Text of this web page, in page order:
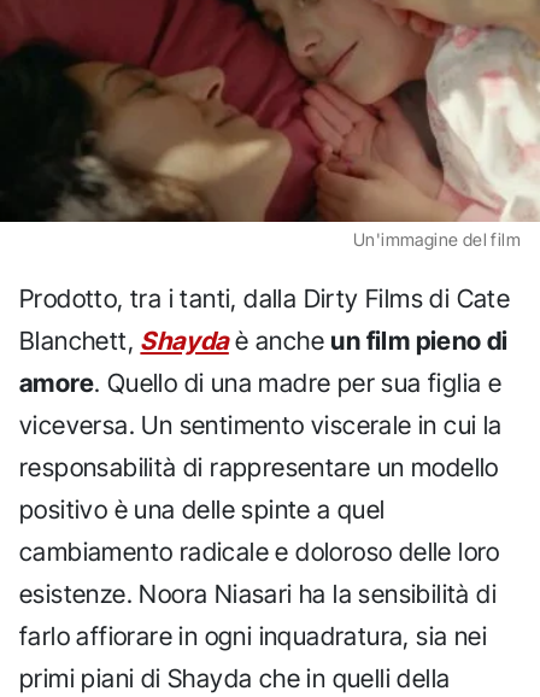
Un'immagine del film
Prodotto, tra i tanti, dalla Dirty Films di Cate
Blanchett, Shaydaè anche un film pieno di
amore. Quello di una madre per sua figlia e
viceversa. Un sentimento viscerale in cui la
responsabilità di rappresentare un modello
positivo è una delle spinte a quel
cambiamento radicale e doloroso delle loro
esistenze. Noora Niasari ha la sensibilità di
farlo affiorare in ogni inquadratura, sia nei
primi piani di Shayda che in quelli della